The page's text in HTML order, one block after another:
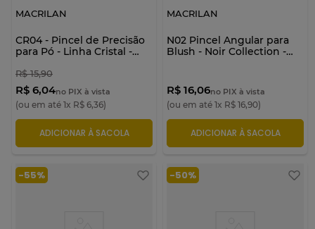
MACRILAN
CR04 - Pincel de Precisão
para Pó - Linha Cristal -
R$ 15,90
R$ 6,04no PIX à vista
(ou em até 1x R$ 6,36)
ADICIONAR À SACOLA
MACRILAN
N02 Pincel Angular para
Blush - Noir Collection -
R$ 16,06no PIX à vista
(ou em até 1x R$ 16,90)
ADICIONAR À SACOLA
-55% -50%